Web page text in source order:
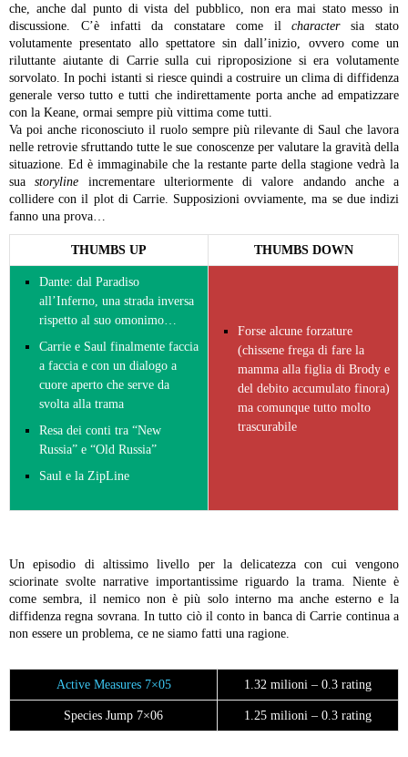
che, anche dal punto di vista del pubblico, non era mai stato messo in
discussione. C’è infatti da constatare come ilcharactersia stato
volutamente presentato allo spettatore sin dall’inizio, ovvero come un
riluttante aiutante di Carrie sulla cui riproposizione si era volutamente
sorvolato. In pochi istanti si riesce quindi a costruire un clima di diffidenza
generale verso tutto e tutti che indirettamente porta anche ad empatizzare
con la Keane, ormai sempre più vittima come tutti.
Va poi anche riconosciuto il ruolo sempre più rilevante di Saul che lavora
nelle retrovie sfruttando tutte le sue conoscenze per valutare la gravità della
situazione. Ed è immaginabile che la restante parte della stagione vedrà la
suastoryline incrementare ulteriormente di valore andando anche a
collidere con il plot di Carrie. Supposizioni ovviamente, ma se due indizi
fanno una prova…
THUMBS UP THUMBS DOWN
Dante: dal Paradiso
all’Inferno, una strada inversa
rispetto al suo omonimo…
Carrie e Saul finalmente faccia
a faccia e con un dialogo a
cuore aperto che serve da
svolta alla trama
Resa dei conti tra “New
Russia” e “Old Russia”
Saul e la ZipLine
Forse alcune forzature
(chissene frega di fare la
mamma alla figlia di Brody e
del debito accumulato finora)
ma comunque tutto molto
trascurabile
Un episodio di altissimo livello per la delicatezza con cui vengono
sciorinate svolte narrative importantissime riguardo la trama. Niente è
come sembra, il nemico non è più solo interno ma anche esterno e la
diffidenza regna sovrana. In tutto ciò il conto in banca di Carrie continua a
non essere un problema, ce ne siamo fatti una ragione.
Active Measures 7×05 1.32 milioni – 0.3 rating
Species Jump 7×06 1.25 milioni – 0.3 rating